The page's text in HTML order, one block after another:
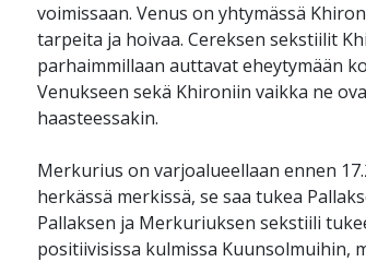
voimissaan. Venus on yhtymässä
tarpeita ja hoivaa. Cereksen sekstiilit
parhaimmillaan auttavat eheytymään
Venukseen sekä Khironiin vaikka ne
haasteessakin.
Merkurius on varjoalueellaan ennen
herkässä merkissä, se saa tukea
Pallaksen ja Merkuriuksen sekstiili
positiivisissa kulmissa Kuunsolmuihin,